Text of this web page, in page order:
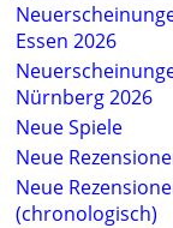
Essen 2026
Nürnberg 2026
Neue Spiele
Neue
Neue
(chronologisch)